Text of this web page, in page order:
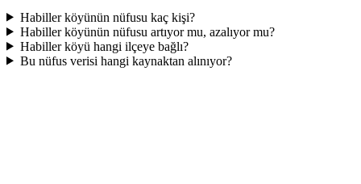
Habiller köyünün nüfusu kaç kişi?
Habiller köyünün nüfusu artıyor mu, azalıyor mu?
Habiller köyü hangi ilçeye bağlı?
Bu nüfus verisi hangi kaynaktan alınıyor?